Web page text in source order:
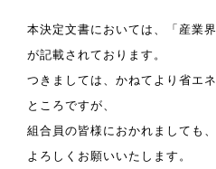
本決定文書においては、「産業
が記載されております。
つきましては、かねてより省エ
ところですが、
組合員の皆様におかれましても
よ ろしくお願いいたします。